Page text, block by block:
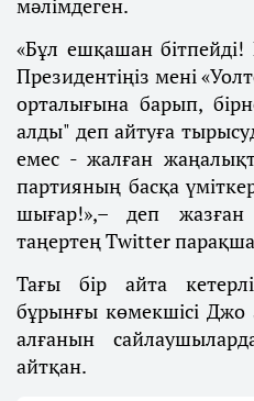
мәлімдеген.
«Бұл ешқашан бітпейді!
Президентіңіз мені
орталығына барып,
алды" деп айтуға
емес - жалған
партияның басқа
шығар!»,– деп жазған
таңертең Twitter
Тағы бір айта
бұрынғы көмекшісі Джо
алғанын
айтқан.